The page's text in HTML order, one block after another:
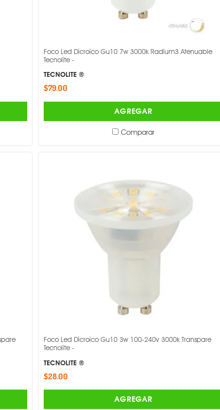
Foco Led Dicroico Gu10 7w 3000k Radium3 Atenuable
Tecnolite -
TECNOLITE ®
$79.00
AGREGAR
Comparar
Foco Led Dicroico Gu10 3w 100-240v 3000k Transpare
Tecnolite -
TECNOLITE ®
$28.00
AGREGAR